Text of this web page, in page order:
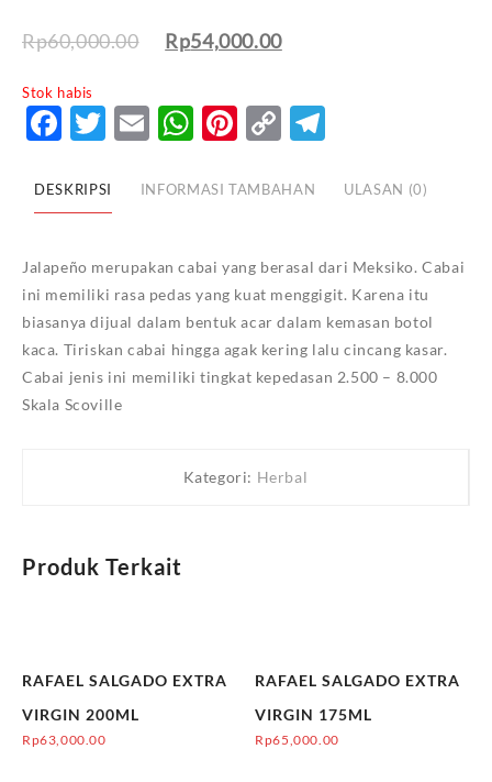
Rp60,000.00 Rp54,000.00
Stok habis
Facebook
Twitter
EmailWhatsApp
Pinterest
Copy
DESKRIPSI INFORMASI TAMBAHAN ULASAN (0)
Jalapeño merupakan cabai yang berasal dari Meksiko. Cabai
ini memiliki rasa pedas yang kuat menggigit. Karena itu
biasanya dijual dalam bentuk acar dalam kemasan botol
kaca. Tiriskan cabai hingga agak kering lalu cincang kasar.
Cabai jenis ini memiliki tingkat kepedasan 2.500 – 8.000
Skala Scoville
Kategori: Herbal
Produk Terkait
RAFAEL SALGADO EXTRA
VIRGIN 200ML
Rp63,000.00
RAFAEL SALGADO EXTRA
VIRGIN 175ML
Rp65,000.00